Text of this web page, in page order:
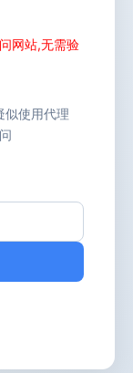
网站,无需验
似使用代理